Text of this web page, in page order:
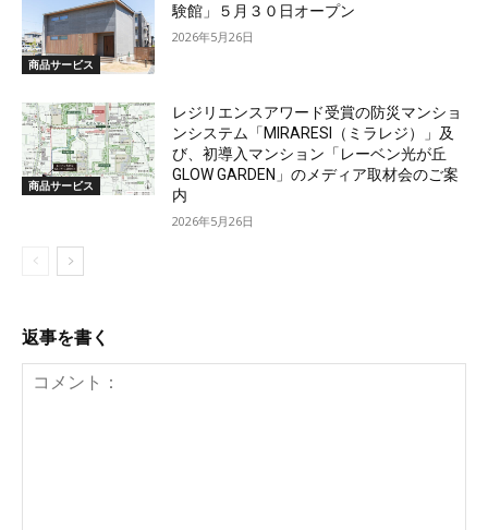
商品サービス
験館」５月３０日オープン
2026年5月26日
商品サービス
レジリエンスアワード受賞の防災マンショ
ンシステム「MIRARESI（ミラレジ）」及
び、初導入マンション「レーベン光が丘
GLOW GARDEN」のメディア取材会のご案
内
2026年5月26日
返事を書く